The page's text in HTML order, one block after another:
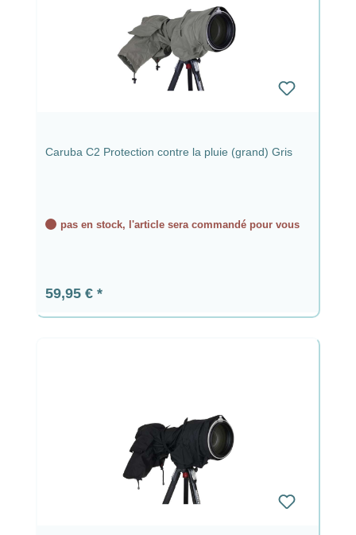
Caruba C2 Protection contre la pluie (grand) Gris
pas en stock, l'article sera commandé pour vous
Prix régulier :
59,95 €